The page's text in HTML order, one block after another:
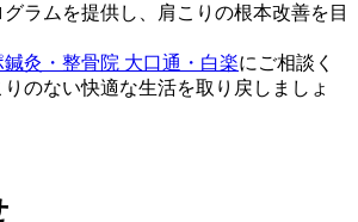
ラムを提供し、肩こりの根本改善を目
鍼灸・整骨院 大口通・白楽にご相談く
のない快適な生活を取り戻しましょ